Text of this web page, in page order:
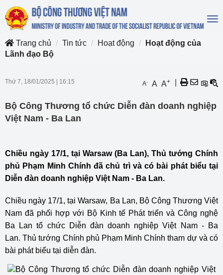
Trang chủ
Tin tức Hoạt động
Hoạt động của
Lãnh đạo Bộ
Thứ 7, 18/01/2025 16:15 A- A A+
Bộ Công Thương tổ chức Diễn đàn doanh nghiệp
Việt Nam - Ba Lan
Chiều ngày 17/1, tại Warsaw (Ba Lan), Thủ tướng Chính
phủ Phạm Minh Chính đã chủ trì và có bài phát biểu tại
Diễn đàn doanh nghiệp Việt Nam - Ba Lan.
Chiều ngày 17/1, tại Warsaw, Ba Lan, Bộ Công Thương Việt
Nam đã phối hợp với Bộ Kinh tế Phát triển và Công nghệ
Ba Lan tổ chức Diễn đàn doanh nghiệp Việt Nam - Ba
Lan.Thủ tướng Chính phủ Phạm Minh Chính tham dự và có
bài phát biểu tại diễn đàn.